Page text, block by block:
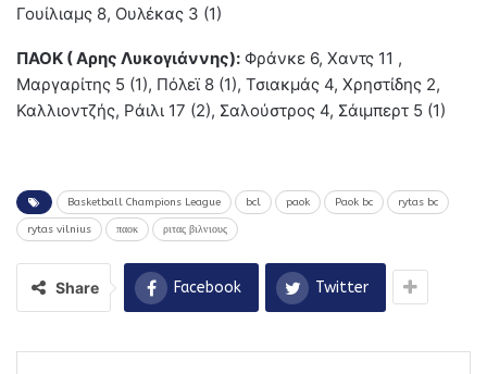
Γουίλιαμς 8, Ουλέκας 3 (1)
ΠΑΟΚ ( Αρης Λυκογιάννης): Φράνκε 6, Χαντς 11 ,
Μαργαρίτης 5 (1), Πόλεϊ 8 (1), Τσιακμάς 4, Χρηστίδης 2,
Καλλιοντζής, Ράιλι 17 (2), Σαλούστρος 4, Σάιμπερτ 5 (1)
Basketball Champions League bcl paok Paok bc rytas bc
rytas vilnius παοκ ριτας βιλνιους
Share Facebook Twitter